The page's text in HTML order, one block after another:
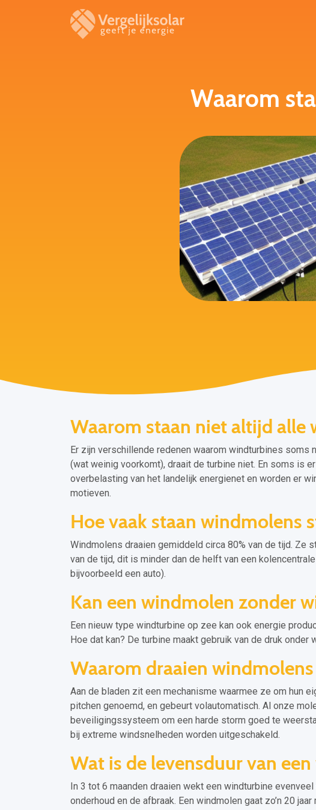
Waarom
Waarom staan niet altijd alle
Er zijn verschillende redenen waarom windturbines soms
(wat weinig voorkomt), draait de turbine niet. En soms is
overbelasting van het landelijk energienet en worden er
motieven.
Hoe vaak staan windmolens
Windmolens draaien gemiddeld circa 80% van de tijd. Ze
van de tijd, dit is minder dan de helft van een
bijvoorbeeld een auto).
Kan een windmolen zonder
Een nieuw type windturbine op zee kan ook energie
Hoe dat kan? De turbine maakt gebruik van de druk onder
Waarom draaien
Aan de bladen zit een mechanisme waarmee ze om hun
pitchen genoemd, en gebeurt volautomatisch. Al onze
beveiligingssysteem om een harde storm goed te
bij extreme windsnelheden worden uitgeschakeld.
Wat is de levensduur van
In 3 tot 6 maanden draaien wekt een windturbine
onderhoud en de afbraak. Een windmolen gaat zo’n 20 jaar